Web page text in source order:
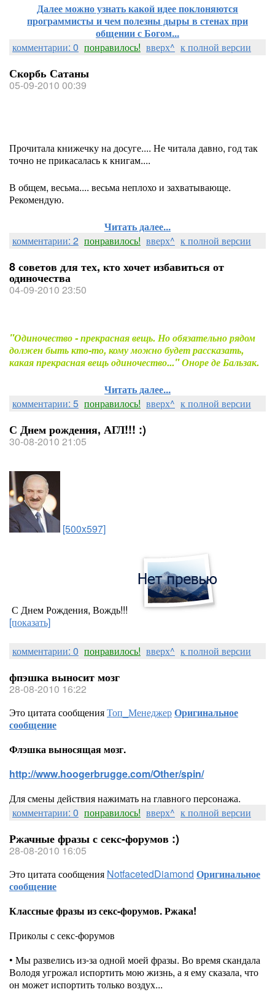
Далее можно узнать какой идее поклоняются
программисты и чем полезны дыры в стенах при
общении с Богом...
комментарии: 0 понравилось! вверх^ к полной версии
Скорбь Сатаны
05-09-2010 00:39
Прочитала книжечку на досуге.... Не читала давно, год так
точно не прикасалась к книгам....
В общем, весьма.... весьма неплохо и захватывающе.
Рекомендую.
Читать далее...
комментарии: 2 понравилось! вверх^ к полной версии
8 советов для тех, кто хочет избавиться от
одиночества
04-09-2010 23:50
"Одиночество - прекрасная вещь. Но обязательно рядом
должен быть кто-то, кому можно будет рассказать,
какая прекрасная вещь одиночество..." Оноре де Бальзак.
Читать далее...
комментарии: 5 понравилось! вверх^ к полной версии
С Днем рождения, АГЛ!!! :)
30-08-2010 21:05
[500x597]
С Днем Рождения, Вождь!!!
[показать]
комментарии: 0 понравилось! вверх^ к полной версии
фпэшка выносит мозг
28-08-2010 16:22
Это цитата сообщенияТоп_МенеджерОригинальное
сообщение
Флэшка выносящая мозг.
http://www.hoogerbrugge.com/Other/spin/
Для смены действия нажимать на главного персонажа.
комментарии: 0 понравилось! вверх^ к полной версии
Ржачные фразы с секс-форумов :)
28-08-2010 16:05
Это цитата сообщения NotfacetedDiamond Оригинальное
сообщение
Классные фразы из секс-форумов. Ржака!
Приколы с секс-форумов
• Мы развелись из-за одной моей фразы. Во время скандала
Володя угрожал испортить мою жизнь, а я ему сказала, что
он может испортить только воздух...